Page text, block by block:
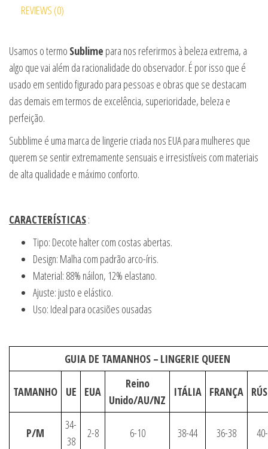
REVIEWS (0)
Usamos o termo Sublime para nos referirmos à beleza extrema, a
algo que vai além da racionalidade do observador. É por isso que é
usado em sentido figurado para pessoas e obras que se destacam
das demais em termos de excelência, superioridade, beleza e
perfeição.
Subblime é uma marca de lingerie criada nos EUA para mulheres que
querem se sentir extremamente sensuais e irresistíveis com materiais
de alta qualidade e máximo conforto.
CARACTERÍSTICAS:
Tipo: Decote halter com costas abertas.
Design: Malha com padrão arco-íris.
Material: 88% náilon, 12% elastano.
Ajuste: justo e elástico.
Uso: Ideal para ocasiões ousadas
GUIA DE TAMANHOS – LINGERIE QUEEN
TAMANHO UE EUA
Reino
Unido/AU/NZ
ITÁLIA FRANÇA
P/M
34-
38
2-8 6-10 38-44 36-38